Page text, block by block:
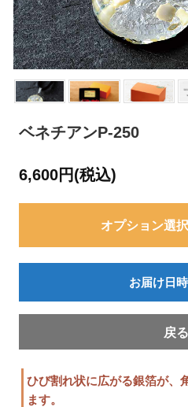
ベネチアンP-250
ひび割れ状に広がる銀箔が、
ます。
6,600円(税込)
オプション選
お届け日
戻る